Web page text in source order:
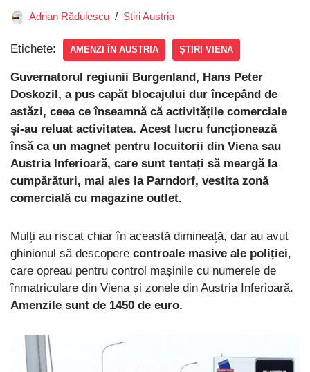
Adrian Rădulescu Știri Austria
Etichete: AMENZI ÎN AUSTRIA ȘTIRI VIENA
Guvernatorul regiunii Burgenland, Hans Peter
Doskozil, a pus capăt blocajului dur începând de
astăzi, ceea ce înseamnă că activitățile comerciale
și-au reluat activitatea. Acest lucru funcționează
însă ca un magnet pentru locuitorii din Viena sau
Austria Inferioară, care sunt tentați să meargă la
cumpărături, mai ales la Parndorf, vestita zonă
comercială cu magazine outlet.
Mulți au riscat chiar în această dimineață, dar au avut
ghinionul să descopere controale masive ale poliției,
care opreau pentru control mașinile cu numerele de
înmatriculare din Viena și zonele din Austria Inferioară.
Amenzile sunt de 1450 de euro.